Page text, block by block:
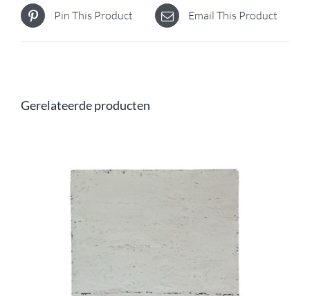
Pin This Product Email This Product
Gerelateerde producten